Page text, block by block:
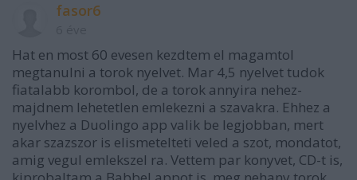
fasor6
Hat en most 60 evesen kezdtem el magamtol
megtanulni a torok nyelvet. Mar 4,5 nyelvet tudok
fiatalabb korombol, de a torok annyira nehez-
majdnem lehetetlen emlekezni a szavakra. Ehhez a
nyelvhez a Duolingo app valik be legjobban, mert
akar szazszor is elismetelteti veled a szot, mondatot,
amig vegul emlekszel ra. Vettem par konyvet, CD-t is,